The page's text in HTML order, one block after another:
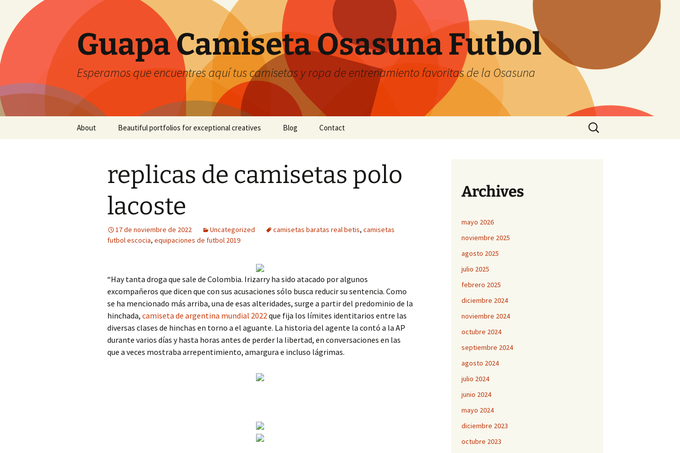
Guapa Camiseta Osasuna Futbol
Esperamos que encuentres aquí tus camisetas y ropa de entrenamiento favoritas de la Osasuna
About Beautiful portfolios for exceptional creatives Blog Contact
Buscar:
replicas de camisetas polo
lacoste
17 de noviembre de 2022 Uncategorized camisetas baratas real betis, camisetas
futbol escocia, equipaciones de futbol 2019
“Hay tanta droga que sale de Colombia. Irizarry ha sido atacado por algunos
excompañeros que dicen que con sus acusaciones sólo busca reducir su sentencia. Como
se ha mencionado más arriba, una de esas alteridades, surge a partir del predominio de la
hinchada, camiseta de argentina mundial 2022que fija los límites identitarios entre las
diversas clases de hinchas en torno a el aguante. La historia del agente la contó a la AP
durante varios días y hasta horas antes de perder la libertad, en conversaciones en las
que a veces mostraba arrepentimiento, amargura e incluso lágrimas.
Archives
mayo 2026
noviembre 2025
agosto 2025
julio 2025
febrero 2025
diciembre 2024
noviembre 2024
octubre 2024
septiembre 2024
agosto 2024
julio 2024
junio 2024
mayo 2024
diciembre 2023
octubre 2023